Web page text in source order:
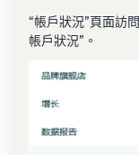
“帳戶狀況”頁面訪
帳戶狀況”。